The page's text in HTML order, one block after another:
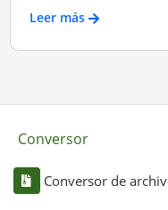
Leer más
Conversor
Conversor de